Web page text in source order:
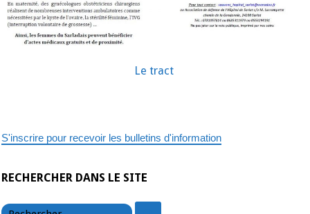
Le tract
S'inscrire pour recevoir les bulletins d'information
RECHERCHER DANS LE SITE